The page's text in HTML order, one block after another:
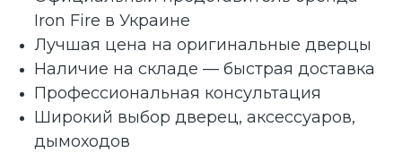
Iron Fire в Украине
Лучшая цена на оригинальные дверцы
Наличие на складе — быстрая доставка
Профессиональная консультация
Широкий выбор дверец, аксессуаров,
дымоходов